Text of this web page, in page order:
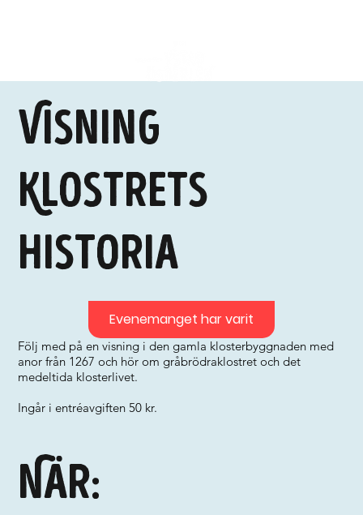
Visning
Klostrets
historia
Följ med på en visning i den gamla klosterbyggnaden med
anor från 1267 och hör om gråbrödraklostret och det
medeltida klosterlivet.
Ingår i entréavgiften 50 kr.
När:
Evenemanget har varit